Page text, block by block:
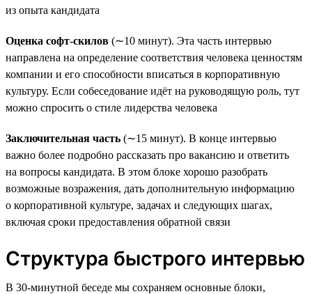
из опыта кандидата
Оценка софт-скилов (∼10 минут). Эта часть интервью
направлена на определение соответствия человека ценностям
компании и его способности вписаться в корпоративную
культуру. Если собеседование идёт на руководящую роль, тут
можно спросить о стиле лидерства человека
Заключительная часть (∼15 минут). В конце интервью
важно более подробно рассказать про вакансию и ответить
на вопросы кандидата. В этом блоке хорошо разобрать
возможные возражения, дать дополнительную информацию
о корпоративной культуре, задачах и следующих шагах,
включая сроки предоставления обратной связи
Структура быстрого интервью
В 30-минутной беседе мы сохраняем основные блоки,